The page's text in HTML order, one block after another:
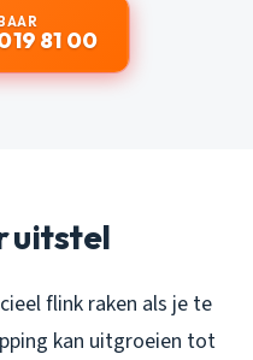
81 00
uitstel
flink raken als je te
kan uitgroeien tot